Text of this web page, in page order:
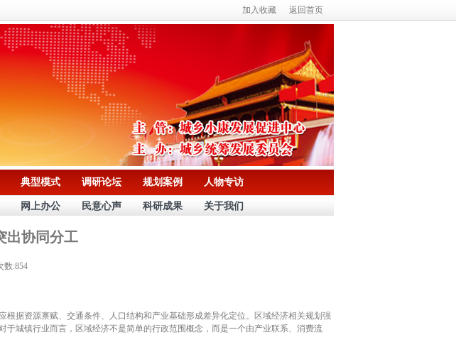
加入收藏 返回首页
典型模式 调研论坛 规划案例 人物专访
网上办公 民意心声 科研成果 关于我们
出协同分工
数:854
据资源禀赋、交通条件、人口结构和产业基础形成差异化定位。区域经济相关规划强
城镇行业而言，区域经济不是简单的行政范围概念，而是一个由产业联系、消费流